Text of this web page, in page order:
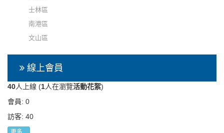
士林區
南港區
文山區
線上會員
40人上線 (1人在瀏覽活動花絮)
會員: 0
訪客: 40